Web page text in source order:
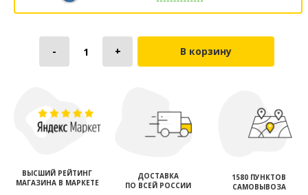
В корзину
ВЫСШИЙ РЕЙТИНГ
МАГАЗИНА В МАРКЕТЕ
ДОСТАВКА
ПО ВСЕЙ РОССИИ
1580 ПУНКТОВ
САМОВЫВОЗА